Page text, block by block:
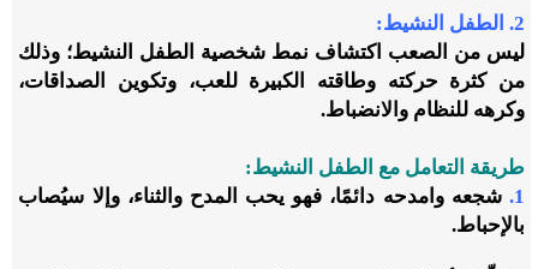
2. الطفل النشيط:
ليس من الصعب اكتشاف نمط شخصية الطفل النشيط؛ وذلك
من كثرة حركته وطاقته الكبيرة للعب، وتكوين الصداقات،
وكرهه للنظام والانضباط.
طريقة التعامل مع الطفل النشيط:
1. شجعه وامدحه دائمًا، فهو يحب المدح والثناء، وإلا سيُصاب
بالإحباط.